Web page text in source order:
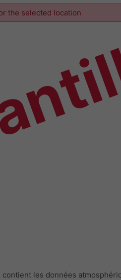
the selected location
les données